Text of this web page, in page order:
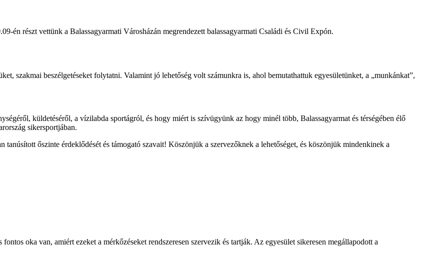
én részt vettünk a Balassagyarmati Városházán megrendezett balassagyarmati Családi és Civil Expón.
szakmai beszélgetéseket folytatni. Valamint jó lehetőség volt számunkra is, ahol bemutathattuk egyesületünket, a „munkánkat”,
küldetéséről, a vízilabda sportágról, és hogy miért is szívügyünk az hogy minél több, Balassagyarmat és térségében élő
sikersportjában.
őszinte érdeklődését és támogató szavait! Köszönjük a szervezőknek a lehetőséget, és köszönjük mindenkinek a
oka van, amiért ezeket a mérkőzéseket rendszeresen szervezik és tartják. Az egyesület sikeresen megállapodott a